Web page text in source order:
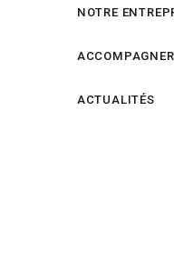
NOTRE
ACTUALITÉS